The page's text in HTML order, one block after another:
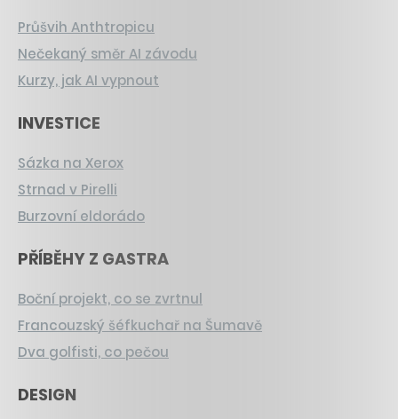
Průšvih Anthtropicu
Nečekaný směr AI závodu
Kurzy, jak AI vypnout
INVESTICE
Sázka na Xerox
Strnad v Pirelli
Burzovní eldorádo
PŘÍBĚHY Z GASTRA
Boční projekt, co se zvrtnul
Francouzský šéfkuchař na Šumavě
Dva golfisti, co pečou
DESIGN